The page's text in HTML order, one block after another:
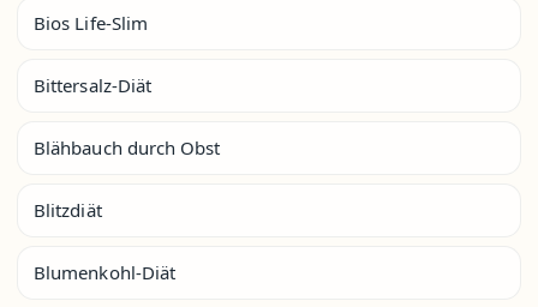
Bios Life-Slim
Bittersalz-Diät
Blähbauch durch Obst
Blitzdiät
Blumenkohl-Diät